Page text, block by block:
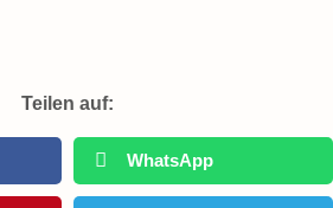
Teilen auf:
WhatsApp